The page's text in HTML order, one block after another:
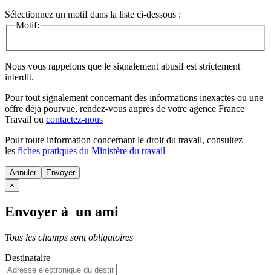
Sélectionnez un motif dans la liste ci-dessous :
Motif:
Nous vous rappelons que le signalement abusif est strictement
interdit.
Pour tout signalement concernant des informations inexactes ou une
offre déjà pourvue, rendez-vous auprès de votre agence France
Travail ou contactez-nous
Pour toute information concernant le droit du travail, consultez
les fiches pratiques du Ministère du travail
Annuler
×
Envoyer à un ami
Tous les champs sont obligatoires
Destinataire